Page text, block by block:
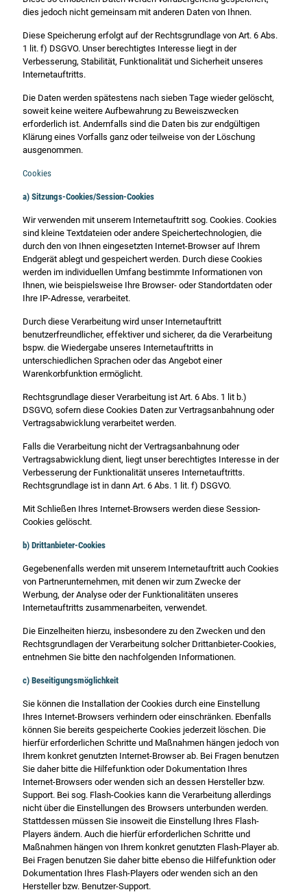
dies jedoch nicht gemeinsam mit anderen Daten von Ihnen.
Diese Speicherung erfolgt auf der Rechtsgrundlage von Art. 6 Abs.
1 lit. f) DSGVO. Unser berechtigtes Interesse liegt in der
Verbesserung, Stabilität, Funktionalität und Sicherheit unseres
Internetauftritts.
Die Daten werden spätestens nach sieben Tage wieder gelöscht,
soweit keine weitere Aufbewahrung zu Beweiszwecken
erforderlich ist. Andernfalls sind die Daten bis zur endgültigen
Klärung eines Vorfalls ganz oder teilweise von der Löschung
ausgenommen.
Cookies
a) Sitzungs-Cookies/Session-Cookies
Wir verwenden mit unserem Internetauftritt sog. Cookies. Cookies
sind kleine Textdateien oder andere Speichertechnologien, die
durch den von Ihnen eingesetzten Internet-Browser auf Ihrem
Endgerät ablegt und gespeichert werden. Durch diese Cookies
werden im individuellen Umfang bestimmte Informationen von
Ihnen, wie beispielsweise Ihre Browser- oder Standortdaten oder
Ihre IP-Adresse, verarbeitet.
Durch diese Verarbeitung wird unser Internetauftritt
benutzerfreundlicher, effektiver und sicherer, da die Verarbeitung
bspw. die Wiedergabe unseres Internetauftritts in
unterschiedlichen Sprachen oder das Angebot einer
Warenkorbfunktion ermöglicht.
Rechtsgrundlage dieser Verarbeitung ist Art. 6 Abs. 1 lit b.)
DSGVO, sofern diese Cookies Daten zur Vertragsanbahnung oder
Vertragsabwicklung verarbeitet werden.
Falls die Verarbeitung nicht der Vertragsanbahnung oder
Vertragsabwicklung dient, liegt unser berechtigtes Interesse in der
Verbesserung der Funktionalität unseres Internetauftritts.
Rechtsgrundlage ist in dann Art. 6 Abs. 1 lit. f) DSGVO.
Mit Schließen Ihres Internet-Browsers werden diese Session-
Cookies gelöscht.
b) Drittanbieter-Cookies
Gegebenenfalls werden mit unserem Internetauftritt auch Cookies
von Partnerunternehmen, mit denen wir zum Zwecke der
Werbung, der Analyse oder der Funktionalitäten unseres
Internetauftritts zusammenarbeiten, verwendet.
Die Einzelheiten hierzu, insbesondere zu den Zwecken und den
Rechtsgrundlagen der Verarbeitung solcher Drittanbieter-Cookies,
entnehmen Sie bitte den nachfolgenden Informationen.
c) Beseitigungsmöglichkeit
Sie können die Installation der Cookies durch eine Einstellung
Ihres Internet-Browsers verhindern oder einschränken. Ebenfalls
können Sie bereits gespeicherte Cookies jederzeit löschen. Die
hierfür erforderlichen Schritte und Maßnahmen hängen jedoch von
Ihrem konkret genutzten Internet-Browser ab. Bei Fragen benutzen
Sie daher bitte die Hilfefunktion oder Dokumentation Ihres
Internet-Browsers oder wenden sich an dessen Hersteller bzw.
Support. Bei sog. Flash-Cookies kann die Verarbeitung allerdings
nicht über die Einstellungen des Browsers unterbunden werden.
Stattdessen müssen Sie insoweit die Einstellung Ihres Flash-
Players ändern. Auch die hierfür erforderlichen Schritte und
Maßnahmen hängen von Ihrem konkret genutzten Flash-Player ab.
Bei Fragen benutzen Sie daher bitte ebenso die Hilfefunktion oder
Dokumentation Ihres Flash-Players oder wenden sich an den
Hersteller bzw. Benutzer-Support.